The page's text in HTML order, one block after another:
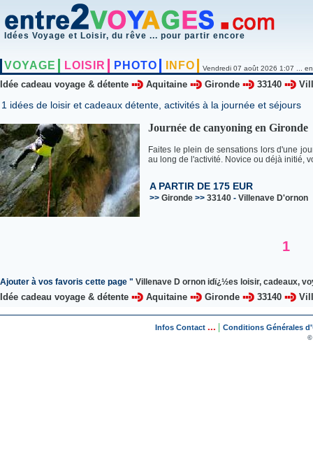
Idées Voyage et Loisir, du rêve ... pour partir encore
VOYAGE LOISIR PHOTO INFO Vendredi 07 août 2026 1:07 ...
Idée cadeau voyage & détente Aquitaine Gironde 33140
1 idées de loisir et cadeaux détente, activités à la journée et séjours
Journée de canyoning en Gironde
Faites le plein de sensations lors d'une
au long de l'activité. Novice ou déjà initié,
A PARTIR DE 175 EUR
>> Gironde >> 33140 - Villenave D'ornon
1
Ajouter à vos favoris cette page " Villenave D ornon idï¿½es loisir, cadeaux,
Idée cadeau voyage & détente Aquitaine Gironde 33140
Infos Contact ... Conditions Générales
©